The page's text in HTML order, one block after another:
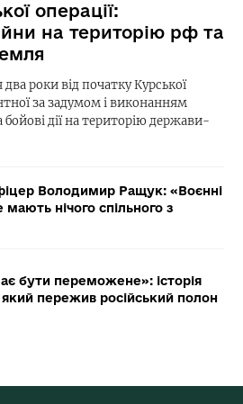
операції:
на територію рф та
роки від початку Курської
за задумом і виконанням
бойові дії на територію держави-
Володимир Ращук: «Воєнні
нічого спільного з
бути переможене»: історія
який пережив російський полон